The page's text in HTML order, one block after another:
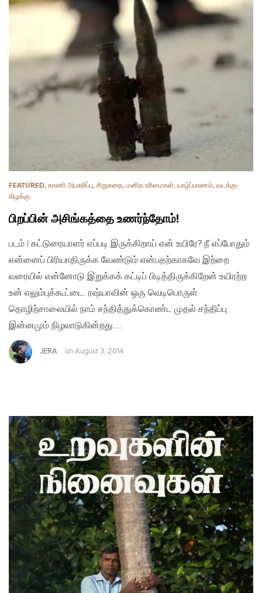
FEATURED, காணி அபகரிப்பு, சிறுகதை, மனித உரிமைகள், யாழ்ப்பாணம், வடக்கு-
கிழக்கு
பிறப்பின் அசிங்கத்தை உணர்ந்தோம்!
படம் | கட்டுரையாளர் எப்படி இருக்கிறாய் என் உயிரே? நீ எப்போதும்
என்னைப் பிரியாதிருக்க வேண்டும் என்பதற்காகவே இற்றை
வரையில் என்னோடு இறுக்கக் கட்டிப் பிடித்திருக்கிறேன் உயிரற்ற
உன் எலும்புக்கூட்டை. ரஷ்யாவின் ஒரு வெடிபொருள்
தொழிற்சாலையில் நாம் சந்தித்துக்கொண்ட முதல் சந்திப்பு
இன்னமும் நிழலாடுகின்றது….
JERA on August 3, 2014